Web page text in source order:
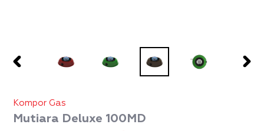
Kompor Gas
Mutiara Deluxe 100MD